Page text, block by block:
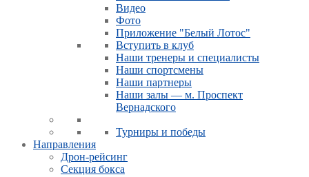
Видео
Фото
Приложение "Белый Лотос"
Вступить в клуб
Наши тренеры и специалисты
Наши спортсмены
Наши партнеры
Наши залы — м. Проспект
Вернадского
Турниры и победы
Направления
Дрон-рейсинг
Секция бокса